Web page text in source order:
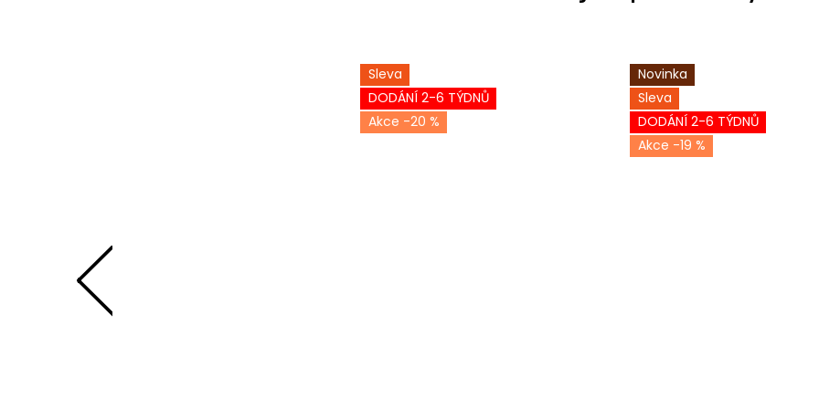
Sleva
DODÁNÍ 2-6 TÝDNŮ
-20 %
Novinka
Sleva
DODÁNÍ 2-6 TÝDNŮ
-19 %